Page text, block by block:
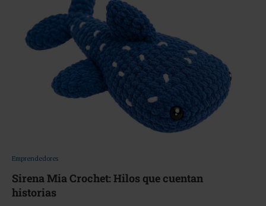
Emprendedores
Sirena Mia Crochet: Hilos que cuentan
historias